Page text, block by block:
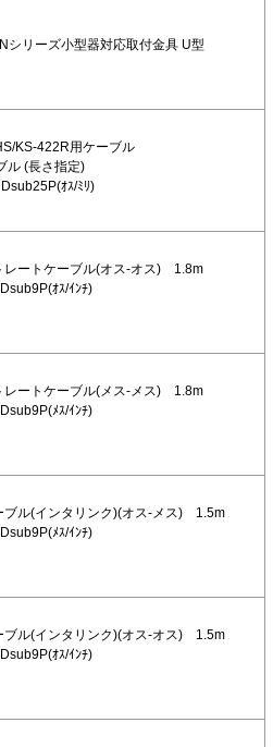
シリーズ小型器対応取付金具 U型
KS-422R用ケーブル
ル (長さ指定)
ｵｽ/ﾐﾘ)
レートケーブル(オス-オス) 1.8m
ｵｽ/ｲﾝﾁ)
レートケーブル(メス-メス) 1.8m
ﾒｽ/ｲﾝﾁ)
ブル(インタリンク)(オス-メス) 1.5m
ﾒｽ/ｲﾝﾁ)
ブル(インタリンク)(オス-オス) 1.5m
ｵｽ/ｲﾝﾁ)